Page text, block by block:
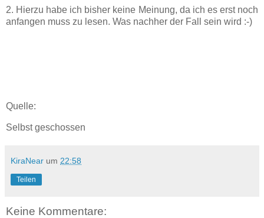
2. Hierzu habe ich bisher keine Meinung, da ich es erst noch
anfangen muss zu lesen. Was nachher der Fall sein wird :-)
Quelle:
Selbst geschossen
KiraNear um 22:58
Teilen
Keine Kommentare: